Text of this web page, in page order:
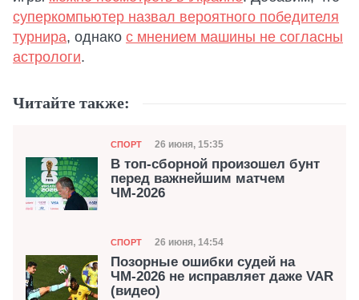
суперкомпьютер назвал вероятного победителя
турнира, однако с мнением машины не согласны
астрологи.
Читайте также:
Категория
СПОРТ Дата публикации
26 июня, 15:35
В топ-сборной произошел бунт
перед важнейшим матчем
ЧМ-2026
Категория
СПОРТ Дата публикации
26 июня, 14:54
Позорные ошибки судей на
ЧМ-2026 не исправляет даже VAR
(видео)